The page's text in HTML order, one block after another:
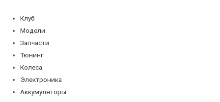
содержимому
Клуб
Модели
Запчасти
Тюнинг
Колеса
Электроника
Аккумуляторы